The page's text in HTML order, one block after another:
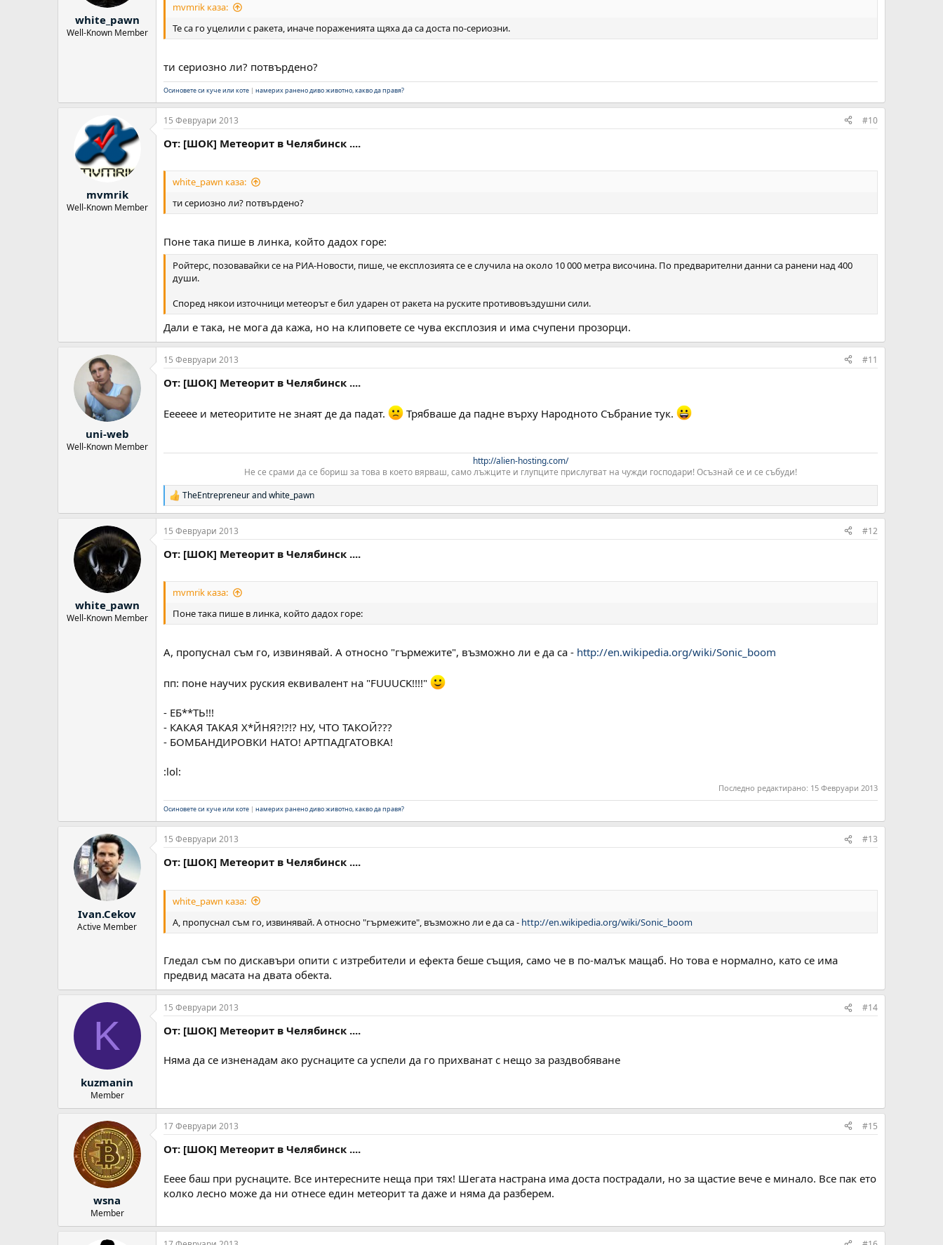
white_pawn
Well-Known Member
mvmrik каза:
Те са го уцелили с ракета, иначе пораженията щяха да са доста по-сериозни.
ти сериозно ли? потвърдено?
Осиновете си куче или коте | намерих ранено диво животно, какво да правя?
mvmrik
Well-Known Member
15 Февруари 2013 #10
От: [ШОК] Метеорит в Челябинск ....
white_pawn каза:
ти сериозно ли? потвърдено?
Поне така пише в линка, който дадох горе:
Ройтерс, позовавайки се на РИА-Новости, пише, че експлозията се е случила на около 10 000 метра височина. По предварителни данни са ранени над 400
души.
Според някои източници метеорът е бил ударен от ракета на руските противовъздушни сили.
Дали е така, не мога да кажа, но на клиповете се чува експлозия и има счупени прозорци.
uni-web
Well-Known Member
15 Февруари 2013 #11
От: [ШОК] Метеорит в Челябинск ....
Ееееее и метеоритите не знаят де да падат. Трябваше да падне върху Народното Събрание тук.
http://alien-hosting.com/
Не се срами да се бориш за това в което вярваш, само лъжците и глупците прислугват на чужди господари! Осъзнай се и се събуди!​
Р
е
а
к
и
TheEntrepreneurandwhite_pawn
white_pawn
Well-Known Member
15 Февруари 2013 #12
От: [ШОК] Метеорит в Челябинск ....
mvmrik каза:
Поне така пише в линка, който дадох горе:
A, пропуснал съм го, извинявай. A относно "гърмежите", възможно ли е да са - http://en.wikipedia.org/wiki/Sonic_boom
пп: поне научих руския еквивалент на "FUUUCK!!!!"
- ЕБ**ТЬ!!!
- КАКАЯ ТАКАЯ Х*ЙНЯ?!?!? НУ, ЧТО ТАКОЙ???
- БОМБАНДИРОВКИ НАТО! АРТПАДГАТОВКА!
:lol:
Последно редактирано: 15 Февруари 2013
Осиновете си куче или коте | намерих ранено диво животно, какво да правя?
Ivan.Cekov
Active Member
15 Февруари 2013 #13
От: [ШОК] Метеорит в Челябинск ....
white_pawn каза:
A, пропуснал съм го, извинявай. A относно "гърмежите", възможно ли е да са - http://en.wikipedia.org/wiki/Sonic_boom
Гледал съм по дискавъри опити с изтребители и ефекта беше същия, само че в по-малък мащаб. Но това е нормално, като се има
предвид масата на двата обекта.
K
kuzmanin
Member
15 Февруари 2013 #14
От: [ШОК] Метеорит в Челябинск ....
Няма да се изненадам ако руснаците са успели да го прихванат с нещо за раздвобяване
wsna
Member
17 Февруари 2013 #15
От: [ШОК] Метеорит в Челябинск ....
Ееее баш при руснаците. Все интересните неща при тях! Шегата настрана има доста пострадали, но за щастие вече е минало. Все пак ето
колко лесно може да ни отнесе един метеорит та даже и няма да разберем.